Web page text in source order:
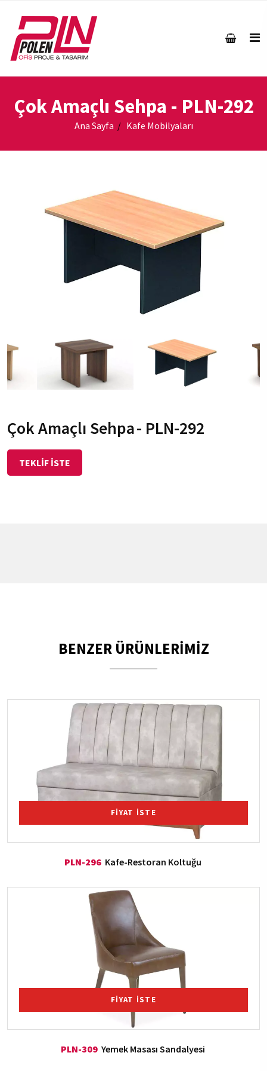
Çok Amaçlı Sehpa - PLN-292
Ana Sayfa Kafe Mobilyaları
Çok Amaçlı Sehpa- PLN-292
TEKLİF İSTE
BENZER ÜRÜNLERİMİZ
FİYAT İSTE
PLN-296 Kafe-Restoran Koltuğu
FİYAT İSTE
PLN-309 Yemek Masası Sandalyesi